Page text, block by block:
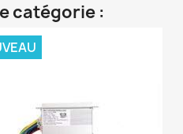
catégorie :